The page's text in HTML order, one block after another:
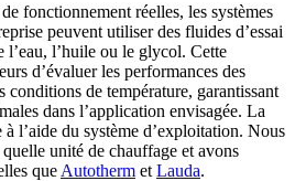
fonctionnement réelles, les systèmes
peuvent utiliser des fluides d’essai
l’eau, l’huile ou le glycol. Cette
d’évaluer les performances des
conditions de température, garantissant
dans l’application envisagée. La
à l’aide du système d’exploitation. Nous
unité de chauffage et avons
que Autotherm et Lauda.